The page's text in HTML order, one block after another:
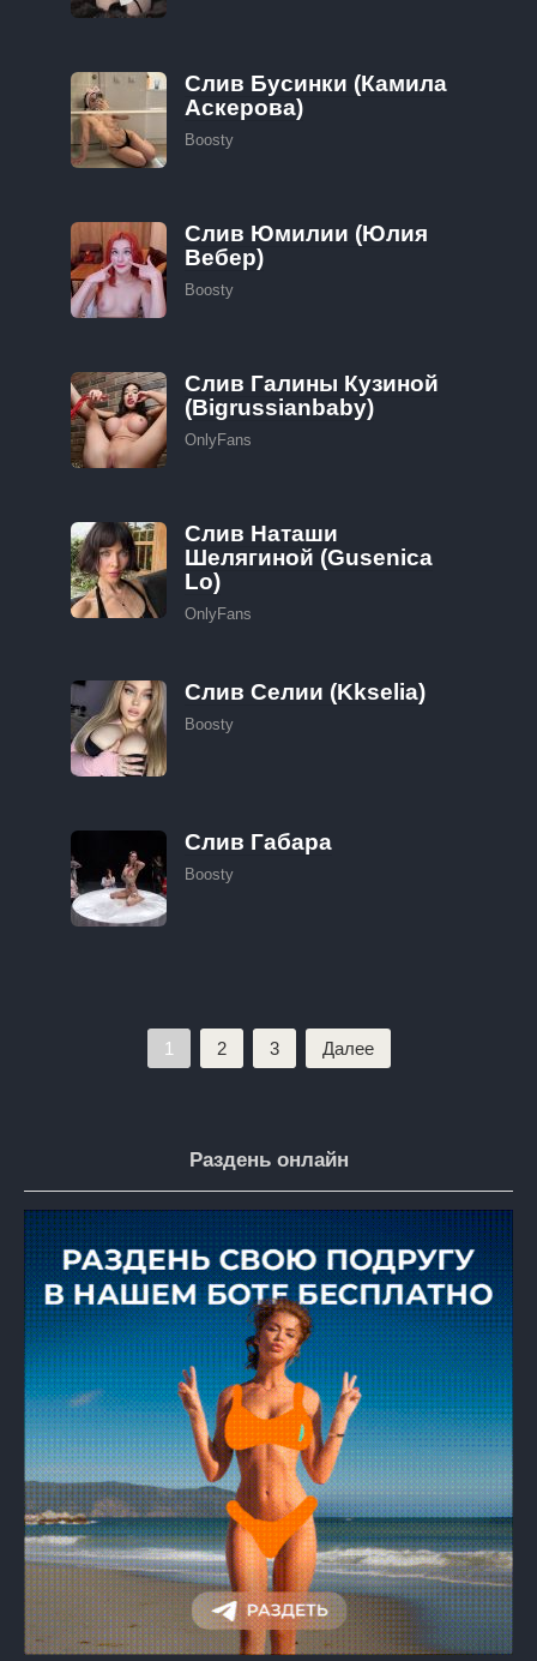
Слив Бусинки (Камила
Аскерова)
Boosty
Слив Юмилии (Юлия
Вебер)
Boosty
Слив Галины Кузиной
(Bigrussianbaby)
OnlyFans
Слив Наташи
Шелягиной (Gusenica
Lo)
OnlyFans
Слив Селии (Kkselia)
Boosty
Слив Габара
Boosty
1 2 3 Далее
Раздень онлайн